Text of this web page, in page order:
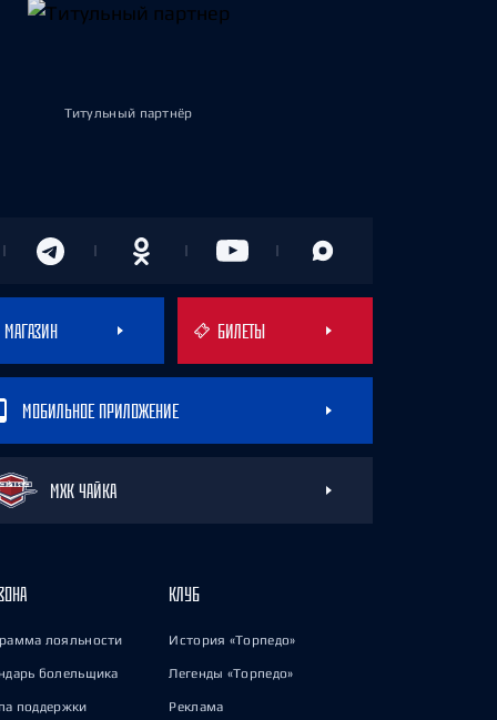
Титульный партнёр
МАГАЗИН БИЛЕТЫ
МОБИЛЬНОЕ ПРИЛОЖЕНИЕ
МХК ЧАЙКА
лояльности
болельщика
поддержки
КЛУБ
История «Торпедо»
Легенды «Торпедо»
Реклама